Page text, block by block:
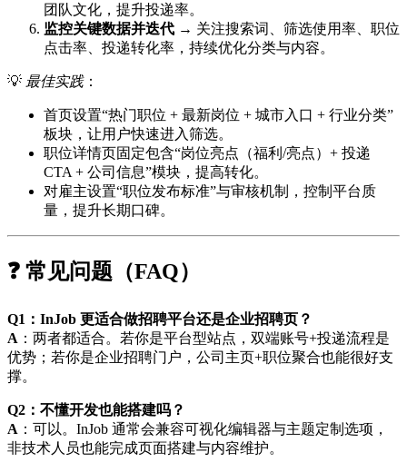
团队文化，提升投递率。
监控关键数据并迭代 → 关注搜索词、筛选使用率、职位
点击率、投递转化率，持续优化分类与内容。
💡 最佳实践：
首页设置“热门职位 + 最新岗位 + 城市入口 + 行业分类”
板块，让用户快速进入筛选。
职位详情页固定包含“岗位亮点（福利/亮点）+ 投递
CTA + 公司信息”模块，提高转化。
对雇主设置“职位发布标准”与审核机制，控制平台质
量，提升长期口碑。
❓ 常见问题（FAQ）
Q1：InJob 更适合做招聘平台还是企业招聘页？
A ：两者都适合。若你是平台型站点，双端账号+投递流程是
优势；若你是企业招聘门户，公司主页+职位聚合也能很好支
撑。
Q2：不懂开发也能搭建吗？
A ：可以。InJob 通常会兼容可视化编辑器与主题定制选项，
非技术人员也能完成页面搭建与内容维护。